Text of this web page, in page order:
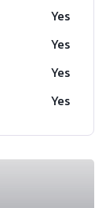
Yes
Yes
Yes
Yes